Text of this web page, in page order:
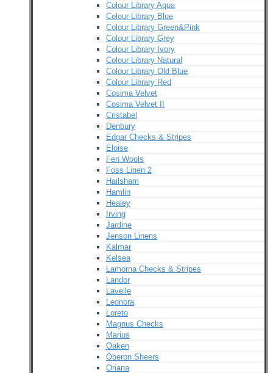
Colour Library Aqua
Colour Library Blue
Colour Library Green&Pink
Colour Library Grey
Colour Library Ivory
Colour Library Natural
Colour Library Old Blue
Colour Library Red
Cosima Velvet
Cosima Velvet II
Cristabel
Denbury
Edgar Checks & Stripes
Eloise
Fen Wools
Foss Linen 2
Hailsham
Hamlin
Healey
Irving
Jardine
Jenson Linens
Kalmar
Kelsea
Lamorna Checks & Stripes
Landor
Lavelle
Leonora
Loreto
Magnus Checks
Marius
Oaken
Oberon Sheers
Oriana